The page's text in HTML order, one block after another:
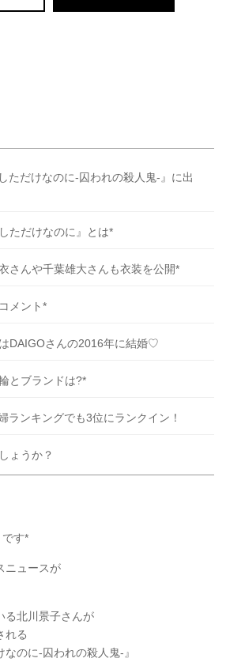
ただけなのに-囚われの殺人鬼-』に出
ただけなのに』とは*
さんや千葉雄大さんも衣装を公開*
メント*
DAIGOさんの2016年に結婚♡
とブランドは?*
ランキングでも3位にランクイン！
ょうか？
す*
ニュースが
る北川景子さんが
れる
なのに-囚われの殺人鬼-』